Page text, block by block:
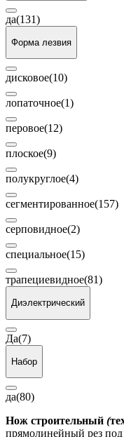
да(131)
Форма лезвия
дисковое(10)
лопаточное(1)
перовое(12)
плоское(9)
полукруглое(4)
сегментированное(157)
серповидное(2)
специальное(15)
трапециевидное(81)
Диэлектрический
Да(7)
Набор
да(80)
Нож строительный (
прямолинейный рез